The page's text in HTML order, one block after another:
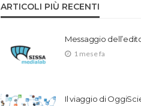
ARTICOLI PIÙ RECENTI
Messaggio
1 mese fa
Il viaggio di